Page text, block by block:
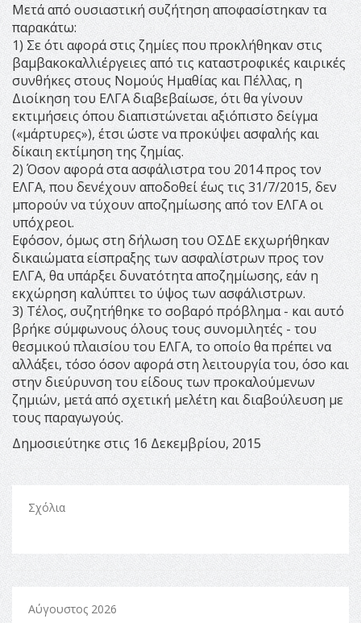
Μετά από ουσιαστική συζήτηση αποφασίστηκαν τα
παρακάτω:
1) Σε ότι αφορά στις ζημίες που προκλήθηκαν στις
βαμβακοκαλλιέργειες από τις καταστροφικές καιρικές
συνθήκες στους Νομούς Ημαθίας και Πέλλας, η
Διοίκηση του ΕΛΓΑ διαβεβαίωσε, ότι θα γίνουν
εκτιμήσεις όπου διαπιστώνεται αξιόπιστο δείγμα
(«μάρτυρες»), έτσι ώστε να προκύψει ασφαλής και
δίκαιη εκτίμηση της ζημίας.
2) Όσον αφορά στα ασφάλιστρα του 2014 προς τον
ΕΛΓΑ, που δενέχουν αποδοθεί έως τις 31/7/2015, δεν
μπορούν να τύχουν αποζημίωσης από τον ΕΛΓΑ οι
υπόχρεοι.
Εφόσον, όμως στη δήλωση του ΟΣΔΕ εκχωρήθηκαν
δικαιώματα είσπραξης των ασφαλίστρων προς τον
ΕΛΓΑ, θα υπάρξει δυνατότητα αποζημίωσης, εάν η
εκχώρηση καλύπτει το ύψος των ασφάλιστρων.
3) Τέλος, συζητήθηκε το σοβαρό πρόβλημα - και αυτό
βρήκε σύμφωνους όλους τους συνομιλητές - του
θεσμικού πλαισίου του ΕΛΓΑ, το οποίο θα πρέπει να
αλλάξει, τόσο όσον αφορά στη λειτουργία του, όσο και
στην διεύρυνση του είδους των προκαλούμενων
ζημιών, μετά από σχετική μελέτη και διαβούλευση με
τους παραγωγούς.
Δημοσιεύτηκε στις 16 Δεκεμβρίου, 2015
Σχόλια
Αύγουστος 2026